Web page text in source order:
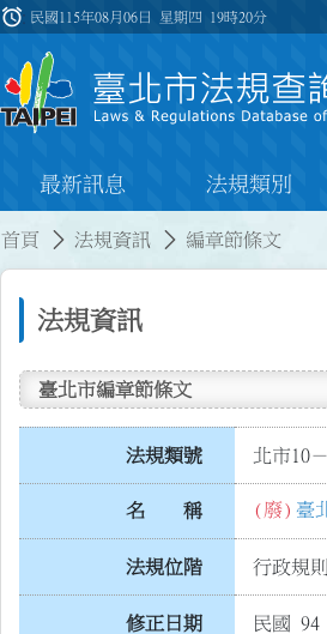
:::
alarm 民國115年08月06日 星期四 19時20分
最新訊息 法規類別
首頁 法規資訊 編章節條文
法規資訊
臺北市編章節條文
法規類號 北市10
名 稱 (廢) 臺
法規位階 行政規
修正日期 民國